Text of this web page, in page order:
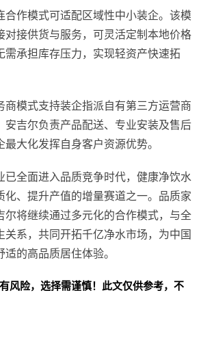
合作模式可适配区域性中小装企。该模
对接供货与服务，可灵活定制本地价格
需承担库存压力，实现轻资产快速拓
商模式支持装企指派自有第三方运营商
安吉尔负责产品配送、专业安装及售后
大化发挥自身客户资源优势。
已全面进入品质竞争时代，健康净饮水
化、提升产值的增量赛道之一。品质家
尔将继续通过多元化的合作模式，与全
关系，共同开拓千亿净水市场，为中国
的高品质居住体验。
风险，选择需谨慎！此文仅供参考，不